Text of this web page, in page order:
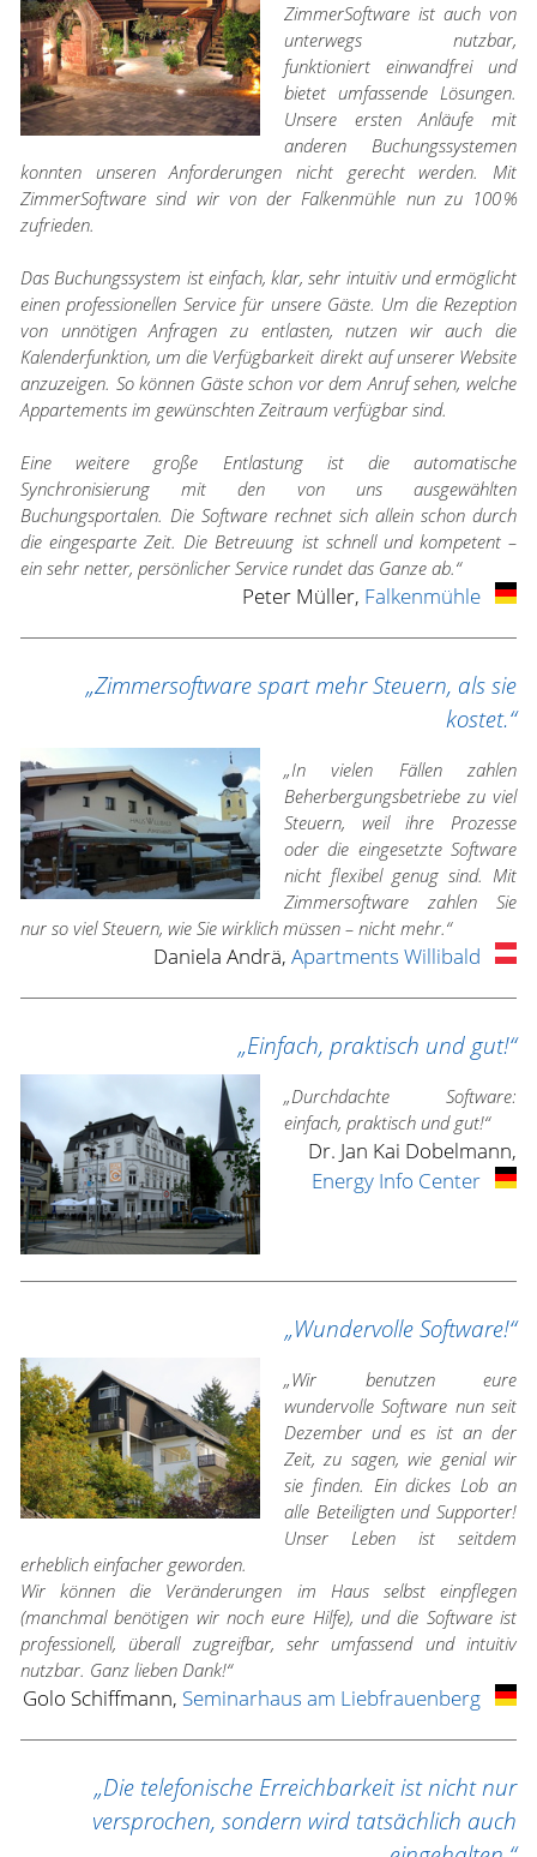
ZimmerSoftware ist auch von
unterwegs nutzbar,
funktioniert einwandfrei und
bietet umfassende Lösungen.
Unsere ersten Anläufe mit
anderen Buchungssystemen
konnten unseren Anforderungen nicht gerecht werden. Mit
ZimmerSoftware sind wir von der Falkenmühle nun zu 100 %
zufrieden.
Das Buchungssystem ist einfach, klar, sehr intuitiv und ermöglicht
einen professionellen Service für unsere Gäste. Um die Rezeption
von unnötigen Anfragen zu entlasten, nutzen wir auch die
Kalenderfunktion, um die Verfügbarkeit direkt auf unserer Website
anzuzeigen. So können Gäste schon vor dem Anruf sehen, welche
Appartements im gewünschten Zeitraum verfügbar sind.
Eine weitere große Entlastung ist die automatische
Synchronisierung mit den von uns ausgewählten
Buchungsportalen. Die Software rechnet sich allein schon durch
die eingesparte Zeit. Die Betreuung ist schnell und kompetent –
ein sehr netter, persönlicher Service rundet das Ganze ab.“
Peter Müller, Falkenmühle
„Zimmersoftware spart mehr Steuern, als sie
kostet.“
„In vielen Fällen zahlen
Beherbergungsbetriebe zu viel
Steuern, weil ihre Prozesse
oder die eingesetzte Software
nicht flexibel genug sind. Mit
Zimmersoftware zahlen Sie
nur so viel Steuern, wie Sie wirklich müssen – nicht mehr.“
Daniela Andrä, Apartments Willibald
„Einfach, praktisch und gut!“
„Durchdachte Software:
einfach, praktisch und gut!“
Dr. Jan Kai Dobelmann,
Energy Info Center
„Wundervolle Software!“
„Wir benutzen eure
wundervolle Software nun seit
Dezember und es ist an der
Zeit, zu sagen, wie genial wir
sie finden. Ein dickes Lob an
alle Beteiligten und Supporter!
Unser Leben ist seitdem
erheblich einfacher geworden.
Wir können die Veränderungen im Haus selbst einpflegen
(manchmal benötigen wir noch eure Hilfe), und die Software ist
professionell, überall zugreifbar, sehr umfassend und intuitiv
nutzbar. Ganz lieben Dank!“
Golo Schiffmann, Seminarhaus am Liebfrauenberg
„Die telefonische Erreichbarkeit ist nicht nur
versprochen, sondern wird tatsächlich auch